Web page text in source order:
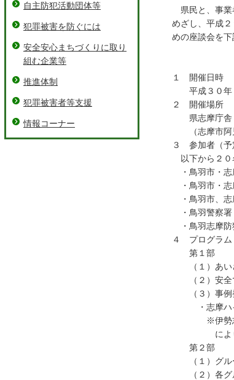
県民と、事業
めざし、平成
めの座談会を下
１ 開催日時
平成３０年
２ 開催場所
県志摩庁舎
（志摩市阿児
３ 参加者（予
以下から２０
・鳥羽市・志
・鳥羽市・志
・鳥羽市、志
・鳥羽警察署
・鳥羽志摩防
４ プログラム
第１部
（１）あい
（２）安全で
（３）事例
・志摩ハイ
※伊勢志摩サ
により、平
第２部
（１）グル
（２）各グ
自主防犯活動団体等
犯罪被害を防ぐには
安全安心まちづくりに取り
組む企業等
推進体制
犯罪被害者等支援
情報コーナー